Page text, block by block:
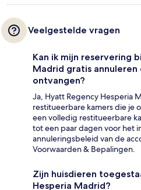
Veelgestelde vragen
Kan ik mijn reservering
Madrid gratis
ontvangen?
Ja, Hyatt Regency Hesperia
restitueerbare kamers die je
een volledig restitueerbare
tot een paar dagen voor het
annuleringsbeleid van de
Voorwaarden & Bepalingen.
Zijn huisdieren
Hesperia Madrid?